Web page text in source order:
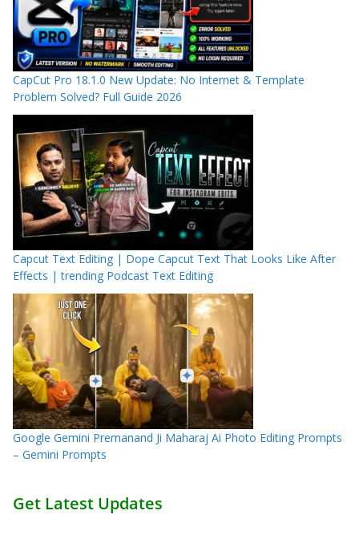
CapCut Pro 18.1.0 New Update: No Internet & Template
Problem Solved? Full Guide 2026
Capcut Text Editing | Dope Capcut Text That Looks Like After
Effects | trending Podcast Text Editing
Google Gemini Premanand Ji Maharaj Ai Photo Editing Prompts
– Gemini Prompts
Get Latest Updates